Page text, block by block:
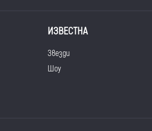
ИЗВЕСТНА
Звезди
Шоу